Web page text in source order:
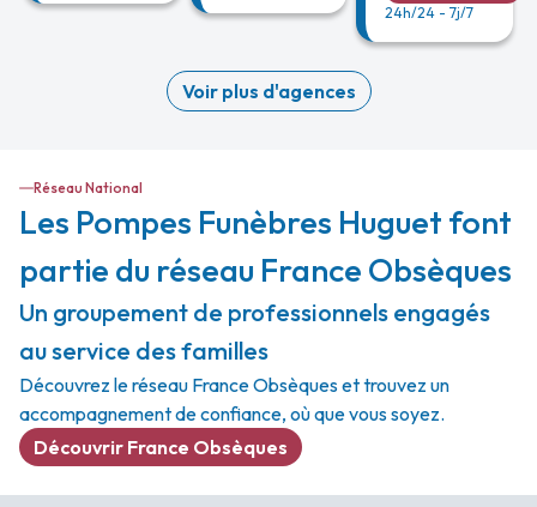
24h/24 - 7j/7
Voir plus d'agences
Réseau National
Les Pompes Funèbres Huguet font
partie du réseau France Obsèques
Un groupement de professionnels engagés
au service des familles
Découvrez le réseau France Obsèques et trouvez un
accompagnement de confiance, où que vous soyez.
Découvrir France Obsèques